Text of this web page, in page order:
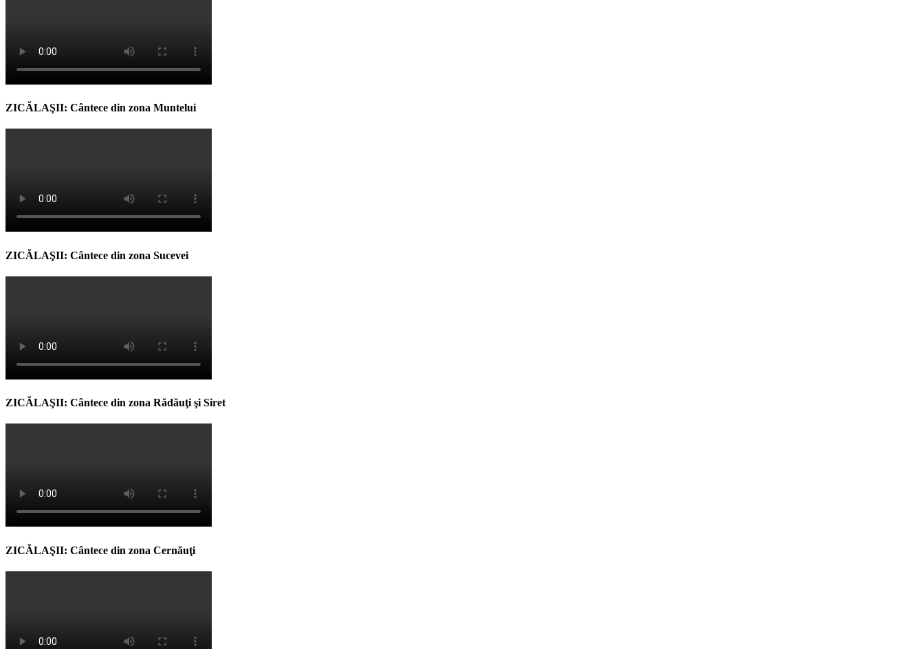
ZICĂLAŞII: Cântece din zona Muntelui
ZICĂLAŞII: Cântece din zona Sucevei
ZICĂLAŞII: Cântece din zona Rădăuţi şi Siret
ZICĂLAŞII: Cântece din zona Cernăuţi